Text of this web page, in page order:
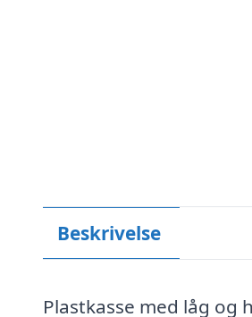
Beskrivelse
Plastkasse med låg og